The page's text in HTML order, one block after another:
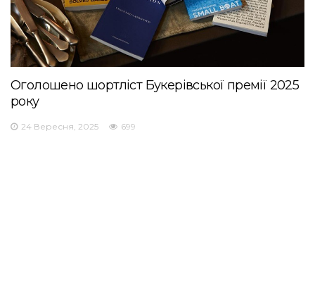
Оголошено шортліст Букерівської премії 2025
року
24 Вересня, 2025 699